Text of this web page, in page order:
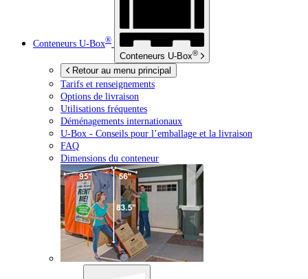
Conteneurs U-Box®
Conteneurs U-Box®
Retour au menu principal
Tarifs et renseignements
Options de livraison
Utilisations fréquentes
Déménagements internationaux
U-Box - Conseils pour l’emballage et la livraison
FAQ
Dimensions du conteneur